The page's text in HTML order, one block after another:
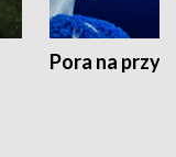
Pora na